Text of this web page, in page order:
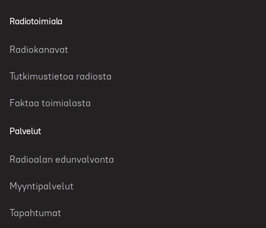
Radiotoimiala
Radiokanavat
Tutkimustietoa radiosta
Faktaa toimialasta
Palvelut
Radioalan edunvalvonta
Myyntipalvelut
Tapahtumat